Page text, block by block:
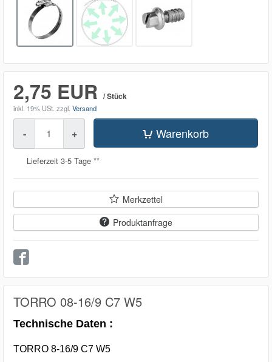
2,75 EUR / Stück
inkl. 19% USt. zzgl. Versand
- + Warenkorb
Lieferzeit 3-5 Tage **
Merkzettel
Produktanfrage
TORRO 08-16/9 C7 W5
Technische Daten :
TORRO 8-16/9 C7 W5